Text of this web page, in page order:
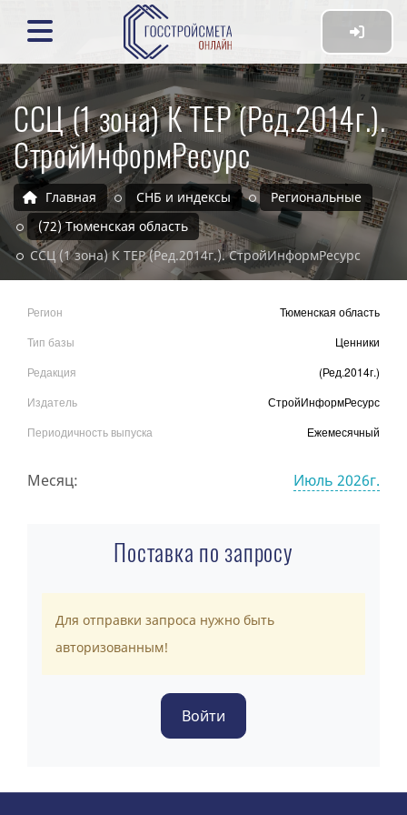
ССЦ (1 зона) К ТЕР (Ред.2014г.).
СтройИнформРесурс
Главная СНБ и индексы
Региональные
(72) Тюменская область
ССЦ (1 зона) К ТЕР (Ред.2014г.). СтройИнформРесурс
Регион
Тюменская область
Тип базы
Ценники
Редакция
(Ред.2014г.)
Издатель
СтройИнформРесурс
Периодичность выпуска
Ежемесячный
Месяц: Июль 2026г.
Поставка по запросу
Для отправки запроса нужно быть
авторизованным!